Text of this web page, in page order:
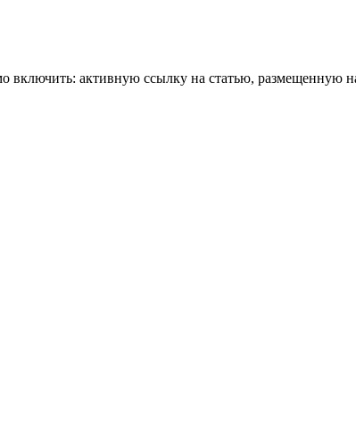
включить: активную ссылку на статью, размещенную